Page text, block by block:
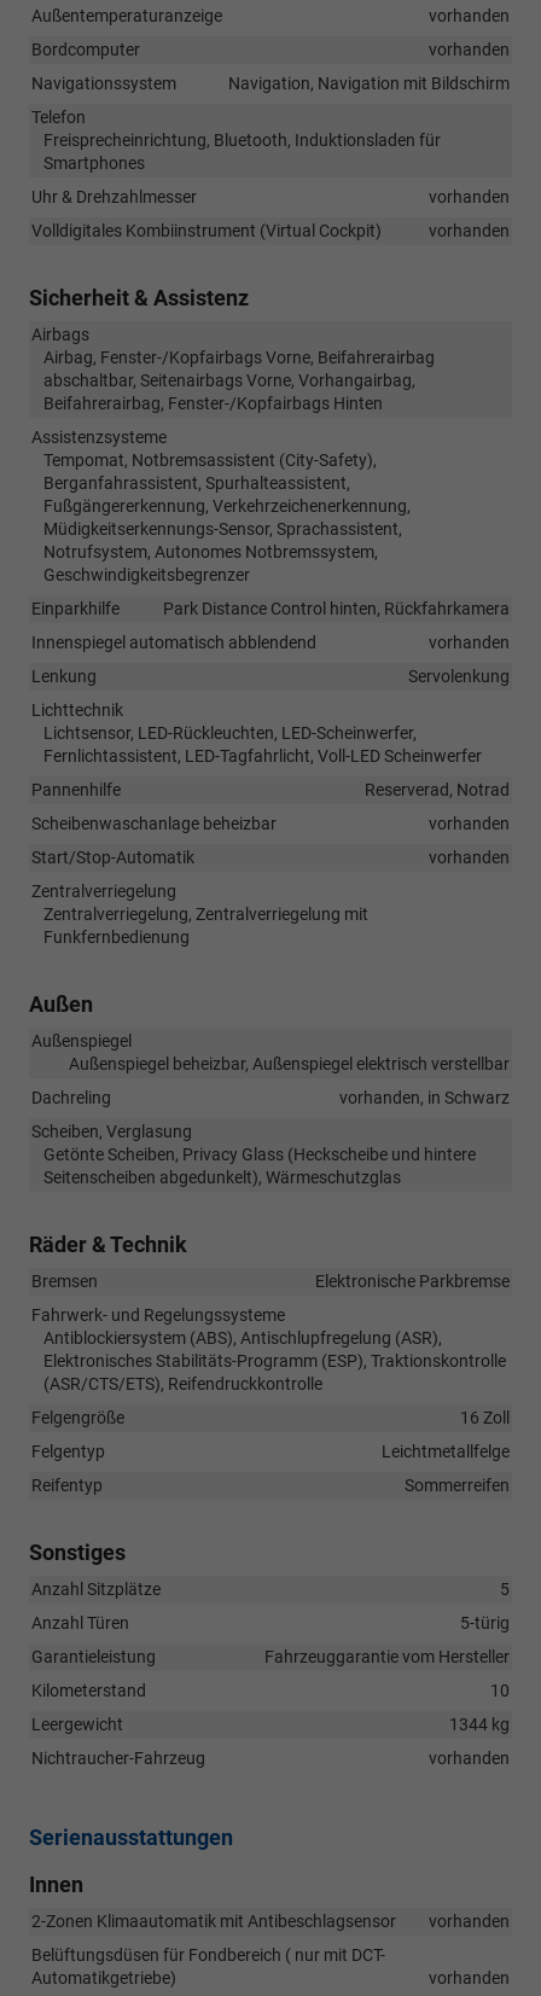
Außentemperaturanzeige
vorhanden
Bordcomputer
vorhanden
Navigationssystem
Navigation, Navigation mit Bildschirm
Telefon
Freisprecheinrichtung, Bluetooth, Induktionsladen für
Smartphones
Uhr & Drehzahlmesser
vorhanden
Volldigitales Kombiinstrument (Virtual Cockpit)
vorhanden
Sicherheit & Assistenz
Airbags
Airbag, Fenster-/Kopfairbags Vorne, Beifahrerairbag
abschaltbar, Seitenairbags Vorne, Vorhangairbag,
Beifahrerairbag, Fenster-/Kopfairbags Hinten
Assistenzsysteme
Tempomat, Notbremsassistent (City-Safety),
Berganfahrassistent, Spurhalteassistent,
Fußgängererkennung, Verkehrzeichenerkennung,
Müdigkeitserkennungs-Sensor, Sprachassistent,
Notrufsystem, Autonomes Notbremssystem,
Geschwindigkeitsbegrenzer
Einparkhilfe
Park Distance Control hinten, Rückfahrkamera
Innenspiegel automatisch abblendend
vorhanden
Lenkung
Servolenkung
Lichttechnik
Lichtsensor, LED-Rückleuchten, LED-Scheinwerfer,
Fernlichtassistent, LED-Tagfahrlicht, Voll-LED Scheinwerfer
Pannenhilfe
Reserverad, Notrad
Scheibenwaschanlage beheizbar
vorhanden
Start/Stop-Automatik
vorhanden
Zentralverriegelung
Zentralverriegelung, Zentralverriegelung mit
Funkfernbedienung
Außen
Außenspiegel
Außenspiegel beheizbar, Außenspiegel elektrisch verstellbar
Dachreling
vorhanden, in Schwarz
Scheiben, Verglasung
Getönte Scheiben, Privacy Glass (Heckscheibe und hintere
Seitenscheiben abgedunkelt), Wärmeschutzglas
Räder & Technik
Bremsen
Elektronische Parkbremse
Fahrwerk- und Regelungssysteme
Antiblockiersystem (ABS), Antischlupfregelung (ASR),
Elektronisches Stabilitäts-Programm (ESP), Traktionskontrolle
(ASR/CTS/ETS), Reifendruckkontrolle
Felgengröße
16 Zoll
Felgentyp
Leichtmetallfelge
Reifentyp
Sommerreifen
Sonstiges
Anzahl Sitzplätze
5
Anzahl Türen
5-türig
Garantieleistung
Fahrzeuggarantie vom Hersteller
Kilometerstand
10
Leergewicht
1344 kg
Nichtraucher-Fahrzeug
vorhanden
Serienausstattungen
Innen
2-Zonen Klimaautomatik mit Antibeschlagsensor
vorhanden
Belüftungsdüsen für Fondbereich ( nur mit DCT-
Automatikgetriebe)
vorhanden